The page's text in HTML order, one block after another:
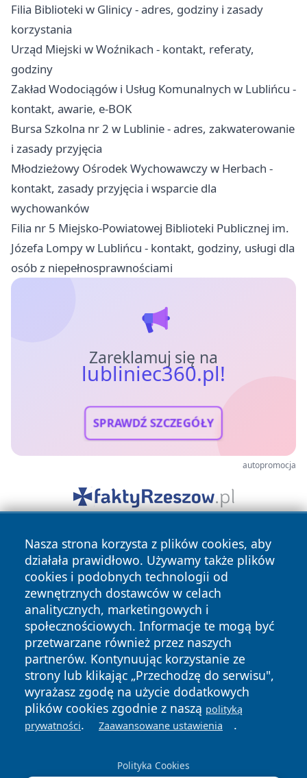
Filia Biblioteki w Glinicy - adres, godziny i zasady
korzystania
Urząd Miejski w Woźnikach - kontakt, referaty,
godziny
Zakład Wodociągów i Usług Komunalnych w Lublińcu -
kontakt, awarie, e-BOK
Bursa Szkolna nr 2 w Lublinie - adres, zakwaterowanie
i zasady przyjęcia
Młodzieżowy Ośrodek Wychowawczy w Herbach -
kontakt, zasady przyjęcia i wsparcie dla
wychowanków
Filia nr 5 Miejsko-Powiatowej Biblioteki Publicznej im.
Józefa Lompy w Lublińcu - kontakt, godziny, usługi dla
osób z niepełnosprawnościami
Zareklamuj się na
lubliniec360.pl!
SPRAWDŹ SZCZEGÓŁY
autopromocja
Nasza strona korzysta z plików cookies, aby
działała prawidłowo. Używamy także plików
cookies i podobnych technologii od
zewnętrznych dostawców w celach
analitycznych, marketingowych i
społecznościowych. Informacje te mogą być
przetwarzane również przez naszych
partnerów. Kontynuując korzystanie ze
strony lub klikając „Przechodzę do serwisu",
wyrażasz zgodę na użycie dodatkowych
plików cookies zgodnie z naszą polityką
prywatności. Zaawansowane ustawienia .
Polityka Cookies
Copyright © 2026 lubliniec360.pl Wszystkie prawa
zastrzeżone.
News Autorzy
Polityka
Prywatności
Polityka
Cookies